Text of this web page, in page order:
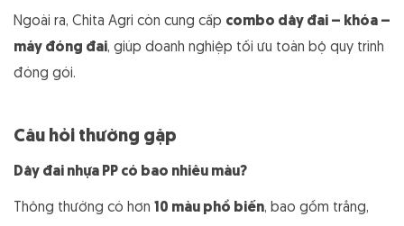
Ngoài ra, Chita Agri còn cung cấp combo dây đai – khóa –
máy đóng đai, giúp doanh nghiệp tối ưu toàn bộ quy trình
đóng gói.
Câu hỏi thường gặp
Dây đai nhựa PP có bao nhiêu màu?
Thông thường có hơn 10 màu phổ biến, bao gồm trắng,